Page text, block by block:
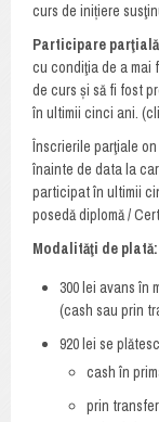
curs de inițiere
Participare parţială
cu condiţia de a mai
de curs și să fi fost
în ultimii cinci ani.
Înscrierile parţiale
înainte de data la
participat în ultimii
posedă diplomă /
Modalităţi de plată:
300 lei avans în
(cash sau prin
920 lei se
cash în
prin